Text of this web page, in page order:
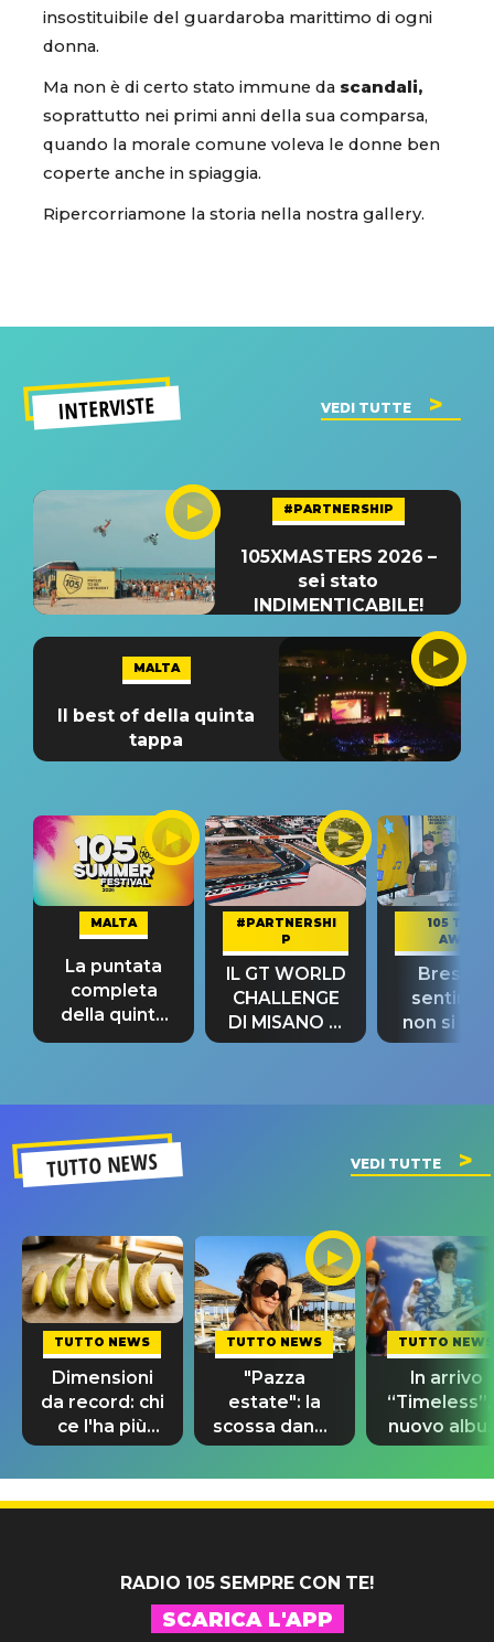
insostituibile del guardaroba marittimo di ogni
donna.
Ma non è di certo stato immune da scandali,
soprattutto nei primi anni della sua comparsa,
quando la morale comune voleva le donne ben
coperte anche in spiaggia.
Ripercorriamone la storia nella nostra gallery.
INTERVISTE VEDI TUTTE
#PARTNERSHIP
105XMASTERS 2026 –
sei stato
INDIMENTICABILE!
MALTA
Il best of della quinta
tappa
MALTA
La puntata
completa
della quinta
tappa
#PARTNERSHI
P
IL GT WORLD
CHALLENGE
DI MISANO si
riconferma
105 TAKE
AWAY
Bresh:
non si
fino alla
TUTTO NEWS VEDI TUTTE
TUTTO NEWS
Dimensioni
da record: chi
ce l'ha più
lungo nel
mondo?
TUTTO NEWS
"Pazza
estate": la
scossa dance
di Sara
Tommasi
TUTTO NEWS
In arrivo
nuovo
di Prince
10 brani
inediti
RADIO 105 SEMPRE CON TE!
SCARICA L'APP